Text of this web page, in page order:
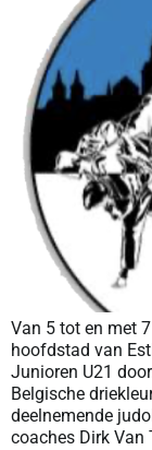
Van 5 tot en met
hoofdstad van
Junioren U21
Belgische
deelnemende
coaches Dirk Van